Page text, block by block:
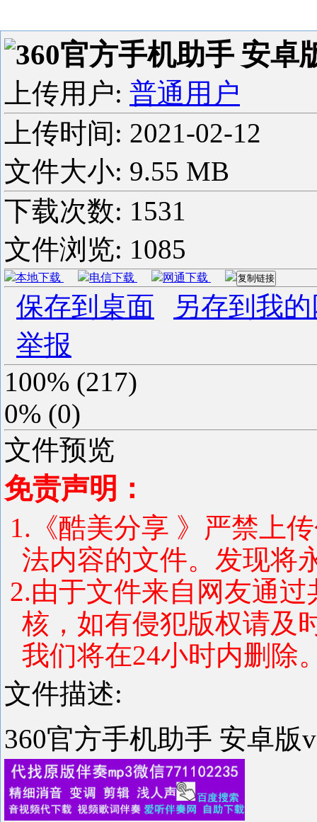
360官方手机助手 安卓
上传用户: 普通用户
上传时间: 2021-02-12
文件大小: 9.55 MB
下载次数: 1531
文件浏览: 1085
本地下载 电信下载 网通下载 复制链接
保存到桌面
另存到我
举报
100% (217)
0% (0)
文件预览
免责声明：
1.《酷美分享 》严禁上
法内容的文件。发现将
2.由于文件来自网友通
核，如有侵犯版权请及
我们将在24小时内删除
文件描述:
360官方手机助手 安卓版